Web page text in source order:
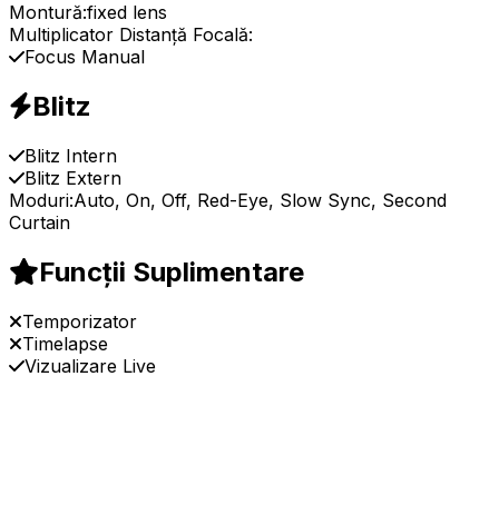
Montură:fixed lens
Multiplicator Distanță Focală:
Focus Manual
Blitz
Blitz Intern
Blitz Extern
Moduri:Auto, On, Off, Red-Eye, Slow Sync, Second
Curtain
Funcții Suplimentare
Temporizator
Timelapse
Vizualizare Live